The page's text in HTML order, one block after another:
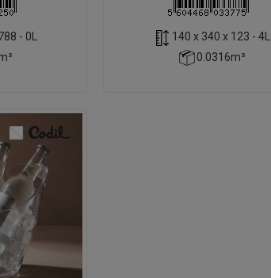
- 0L
140 x 340 x 123 - 4L
0.0316m³